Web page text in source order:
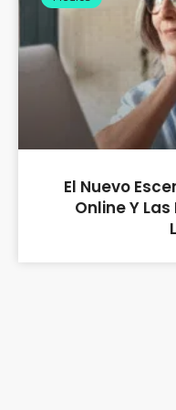
El Nuevo
Online Y